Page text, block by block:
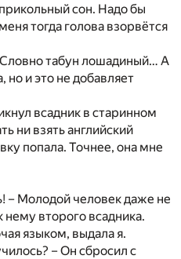
сон. Надо бы
тогда голова взорвётся
Словно табун лошадиный… А
но и это не добавляет
всадник в старинном
ни взять английский
попала. Точнее, она мне
Молодой человек даже не
нему второго всадника.
языком, выдала я.
– Он сбросил с